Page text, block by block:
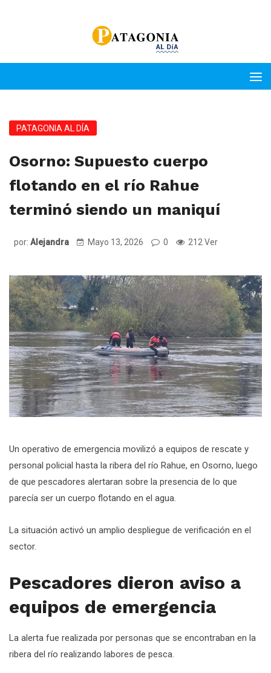
PATAGONIA AL DÍA
Osorno: Supuesto cuerpo
flotando en el río Rahue
terminó siendo un maniquí
por: Alejandra Mayo 13, 2026 0 212 Ver
Un operativo de emergencia movilizó a equipos de rescate y
personal policial hasta la ribera del río Rahue, en Osorno, luego
de que pescadores alertaran sobre la presencia de lo que
parecía ser un cuerpo flotando en el agua.
La situación activó un amplio despliegue de verificación en el
sector.
Pescadores dieron aviso a
equipos de emergencia
La alerta fue realizada por personas que se encontraban en la
ribera del río realizando labores de pesca.